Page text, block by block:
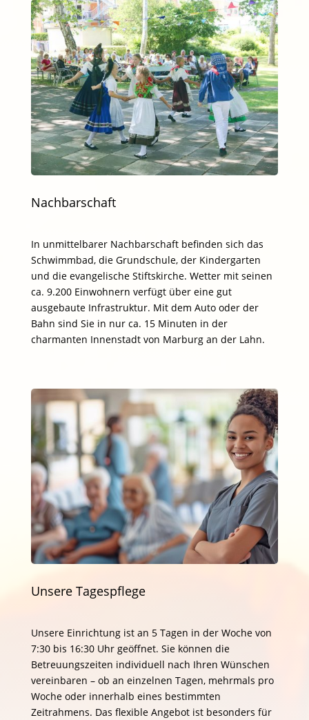
Nachbarschaft
In unmittelbarer Nachbarschaft befinden sich das
Schwimmbad, die Grundschule, der Kindergarten
und die evangelische Stiftskirche. Wetter mit seinen
ca. 9.200 Einwohnern verfügt über eine gut
ausgebaute Infrastruktur. Mit dem Auto oder der
Bahn sind Sie in nur ca. 15 Minuten in der
charmanten Innenstadt von Marburg an der Lahn.
Unsere Tagespflege
Unsere Einrichtung ist an 5 Tagen in der Woche von
7:30 bis 16:30 Uhr geöffnet. Sie können die
Betreuungszeiten individuell nach Ihren Wünschen
vereinbaren – ob an einzelnen Tagen, mehrmals pro
Woche oder innerhalb eines bestimmten
Zeitrahmens. Das flexible Angebot ist besonders für